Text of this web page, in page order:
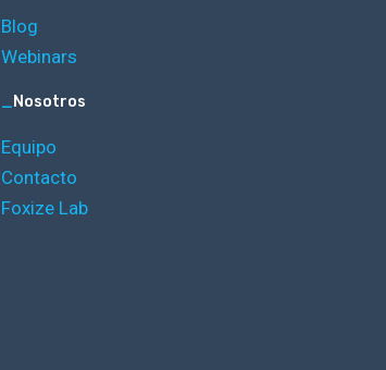
Blog
Webinars
_Nosotros
Equipo
Contacto
Foxize Lab